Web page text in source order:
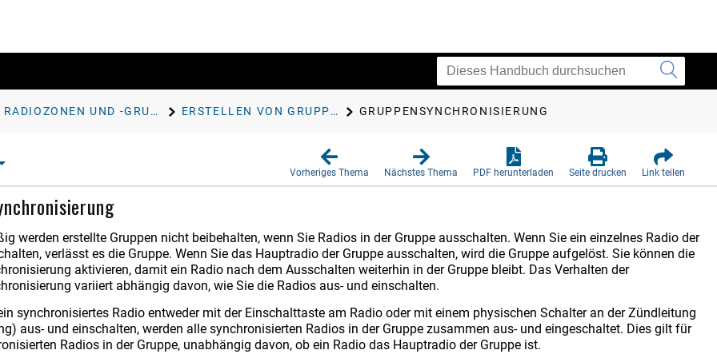
RADIOZONEN UND -GRUPPEN ERSTELLEN VON GRUPPEN GRUPPENSYNCHRONISIERUNG
Vorheriges Thema Nächstes Thema PDF herunterladen Seite drucken Link teilen
werden erstellte Gruppen nicht beibehalten, wenn Sie Radios in der Gruppe ausschalten. Wenn Sie ein einzelnes Radio der
verlässt es die Gruppe. Wenn Sie das Hauptradio der Gruppe ausschalten, wird die Gruppe aufgelöst. Sie können die
aktivieren, damit ein Radio nach dem Ausschalten weiterhin in der Gruppe bleibt. Das Verhalten der
variiert abhängig davon, wie Sie die Radios aus- und einschalten.
synchronisiertes Radio entweder mit der Einschalttaste am Radio oder mit einem physischen Schalter an der Zündleitung
aus- und einschalten, werden alle synchronisierten Radios in der Gruppe zusammen aus- und eingeschaltet. Dies gilt für
Radios in der Gruppe, unabhängig davon, ob ein Radio das Hauptradio der Gruppe ist.